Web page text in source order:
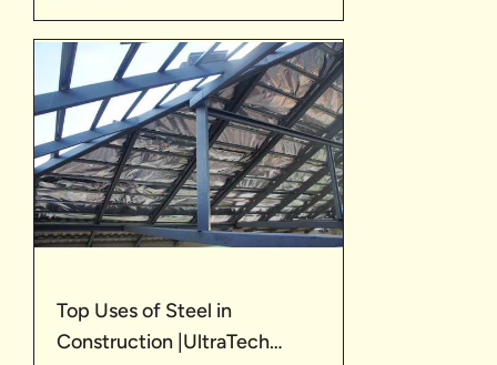
Top Uses of Steel in
Construction |UltraTech